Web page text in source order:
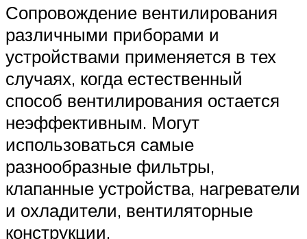
Сопровождение вентилирования
различными приборами и
устройствами применяется в тех
случаях, когда естественный
способ вентилирования остается
неэффективным. Могут
использоваться самые
разнообразные фильтры,
клапанные устройства, нагреватели
и охладители, вентиляторные
конструкции.